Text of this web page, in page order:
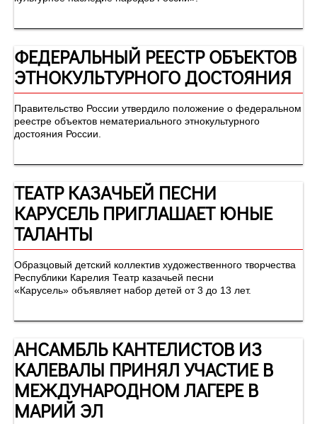
ФЕДЕРАЛЬНЫЙ РЕЕСТР ОБЪЕКТОВ
ЭТНОКУЛЬТУРНОГО ДОСТОЯНИЯ
Правительство России утвердило положение о федеральном
реестре объектов нематериального этнокультурного
достояния России.
ТЕАТР КАЗАЧЬЕЙ ПЕСНИ
КАРУСЕЛЬ ПРИГЛАШАЕТ ЮНЫЕ
ТАЛАНТЫ
Образцовый детский коллектив художественного творчества
Республики Карелия Театр казачьей песни
«Карусель» объявляет набор детей от 3 до 13 лет.
АНСАМБЛЬ КАНТЕЛИСТОВ ИЗ
КАЛЕВАЛЫ ПРИНЯЛ УЧАСТИЕ В
МЕЖДУНАРОДНОМ ЛАГЕРЕ В
МАРИЙ ЭЛ